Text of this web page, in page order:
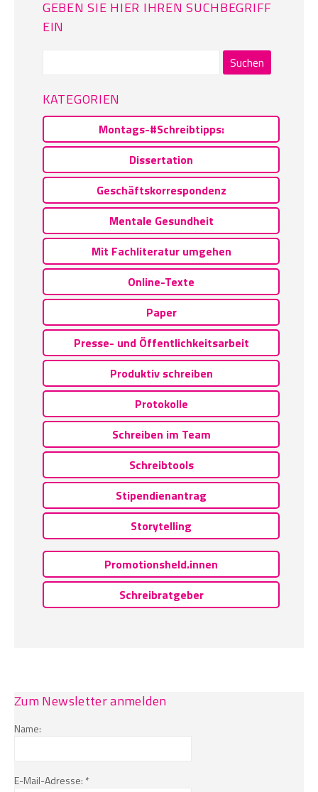
GEBEN SIE HIER IHREN SUCHBEGRIFF
EIN
KATEGORIEN
Montags-#Schreibtipps:
Dissertation
Geschäftskorrespondenz
Mentale Gesundheit
Mit Fachliteratur umgehen
Online-Texte
Paper
Presse- und Öffentlichkeitsarbeit
Produktiv schreiben
Protokolle
Schreiben im Team
Schreibtools
Stipendienantrag
Storytelling
Promotionsheld.innen
Schreibratgeber
Zum Newsletter anmelden
Name:
E-Mail-Adresse: *